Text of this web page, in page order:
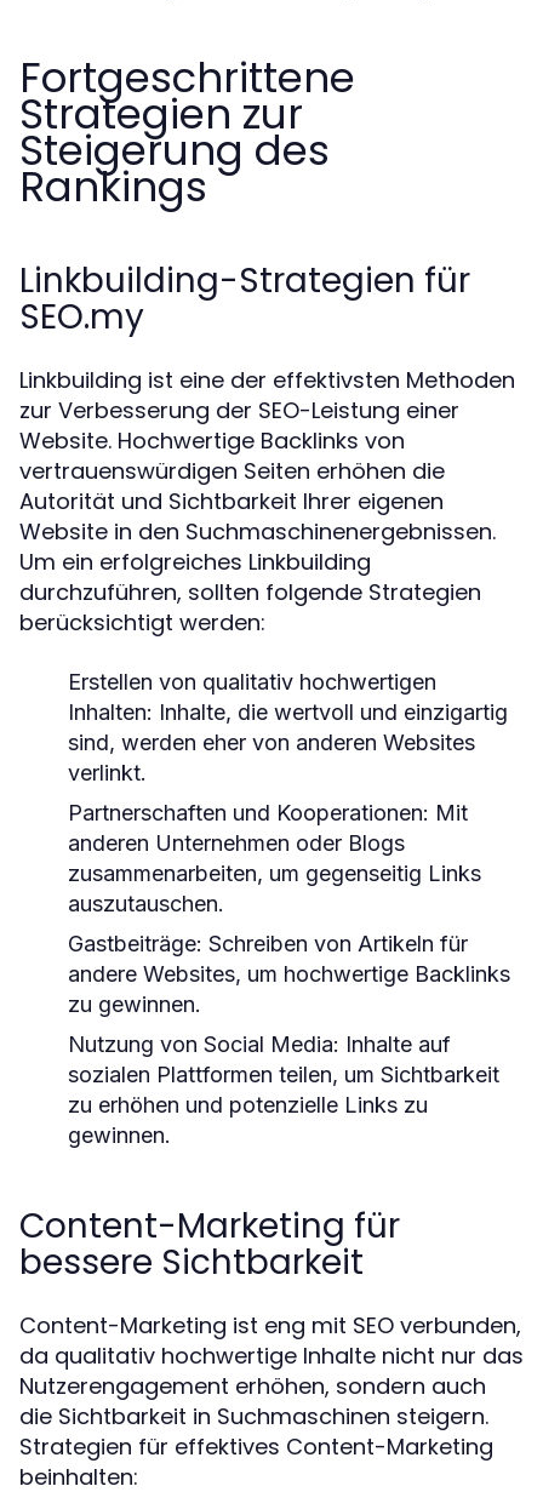
Fortgeschrittene
Strategien zur
Steigerung des
Rankings
Linkbuilding-Strategien für
SEO.my
Linkbuilding ist eine der effektivsten Methoden
zur Verbesserung der SEO-Leistung einer
Website. Hochwertige Backlinks von
vertrauenswürdigen Seiten erhöhen die
Autorität und Sichtbarkeit Ihrer eigenen
Website in den Suchmaschinenergebnissen.
Um ein erfolgreiches Linkbuilding
durchzuführen, sollten folgende Strategien
berücksichtigt werden:
Erstellen von qualitativ hochwertigen
Inhalten: Inhalte, die wertvoll und einzigartig
sind, werden eher von anderen Websites
verlinkt.
Partnerschaften und Kooperationen: Mit
anderen Unternehmen oder Blogs
zusammenarbeiten, um gegenseitig Links
auszutauschen.
Gastbeiträge: Schreiben von Artikeln für
andere Websites, um hochwertige Backlinks
zu gewinnen.
Nutzung von Social Media: Inhalte auf
sozialen Plattformen teilen, um Sichtbarkeit
zu erhöhen und potenzielle Links zu
gewinnen.
Content-Marketing für
bessere Sichtbarkeit
Content-Marketing ist eng mit SEO verbunden,
da qualitativ hochwertige Inhalte nicht nur das
Nutzerengagement erhöhen, sondern auch
die Sichtbarkeit in Suchmaschinen steigern.
Strategien für effektives Content-Marketing
beinhalten: